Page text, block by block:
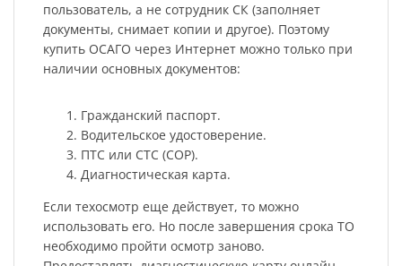
пользователь, а не сотрудник СК (заполняет
документы, снимает копии и другое). Поэтому
купить ОСАГО через Интернет можно только при
наличии основных документов:
Гражданский паспорт.
Водительское удостоверение.
ПТС или СТС (СОР).
Диагностическая карта.
Если техосмотр еще действует, то можно
использовать его. Но после завершения срока ТО
необходимо пройти осмотр заново.